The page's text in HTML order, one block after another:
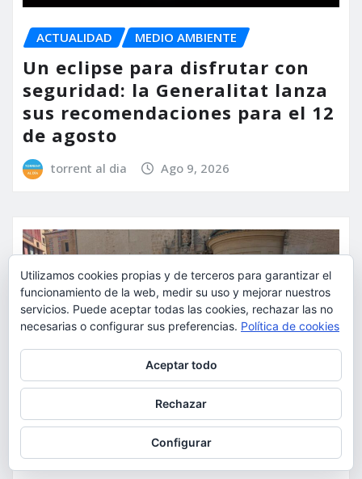
ACTUALIDAD MEDIO AMBIENTE
Un eclipse para disfrutar con
seguridad: la Generalitat lanza
sus recomendaciones para el 12
de agosto
torrent al dia Ago 9, 2026
Utilizamos cookies propias y de terceros para garantizar el
funcionamiento de la web, medir su uso y mejorar nuestros
servicios. Puede aceptar todas las cookies, rechazar las no
necesarias o configurar sus preferencias. Política de cookies
Aceptar todo
Rechazar
Configurar
Para obtener más información, incluido cómo gestionar las cookies,